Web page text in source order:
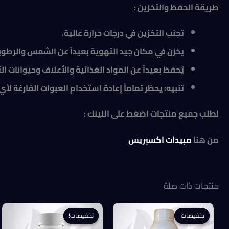
طريقة الحفظ والتخزين:
تجنب التخزين في درجات حرارة عالية.
يخزن في مكان جيد التهوية بعيداً عن الشمس
يُحفظ بعيداً عن المواد الغذائية والأعلاف وحيوانات
تنبيه: يحظر تماماً إعادة استخدام العبوات الفارغة
لطلب جميع منتجات اضغط على اللينك :
من هنامبيدات اكسبريس
منتجات ذات صلة
تخفيضات!
تخفيضات! تخفيضات!
تخفيضات!